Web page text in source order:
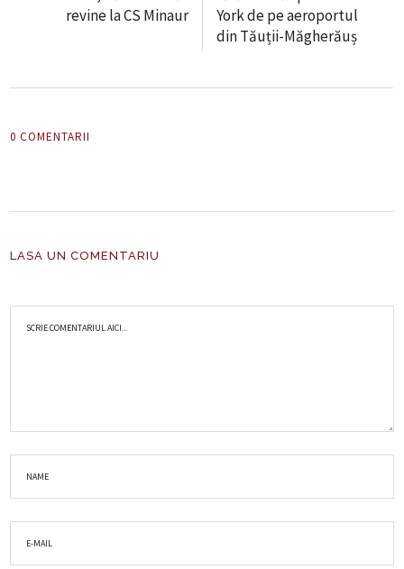
revine la CS Minaur
York de pe aeroportul
din Tăuții-Măgherăuș
0 COMENTARII
LASA UN COMENTARIU